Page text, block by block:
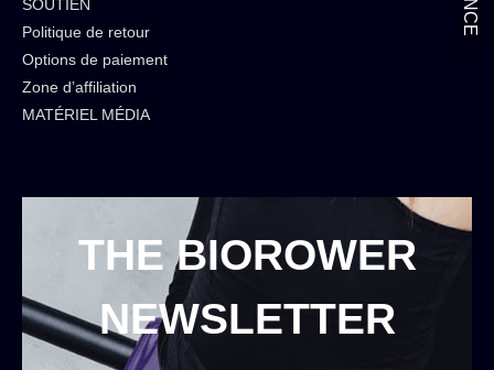
SOUTIEN
Politique de retour
Options de paiement
Zone d’affiliation
MATÉRIEL MÉDIA
THE BIOROWER
NEWSLETTER